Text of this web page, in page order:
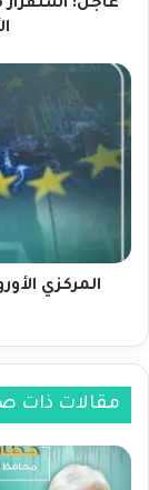
م
ؤ
ش
ب
ة
عاجل: استقرار
ا
م
ل
ي
المركزي
مقالات ذات